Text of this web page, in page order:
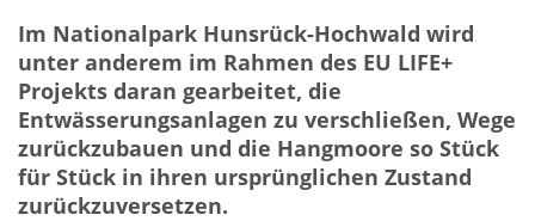
Im Nationalpark Hunsrück-Hochwald wird
unter anderem im Rahmen des EU LIFE+
Projekts daran gearbeitet, die
Entwässerungsanlagen zu verschließen, Wege
zurückzubauen und die Hangmoore so Stück
für Stück in ihren ursprünglichen Zustand
zurückzuversetzen.